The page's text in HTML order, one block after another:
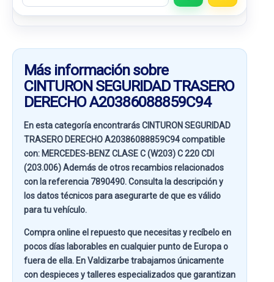
Más información sobre
CINTURON SEGURIDAD TRASERO
DERECHO A20386088859C94
En esta categoría encontrarás CINTURON SEGURIDAD
TRASERO DERECHO A20386088859C94 compatible
con: MERCEDES-BENZ CLASE C (W203) C 220 CDI
(203.006)Además de otros recambios relacionados
con la referencia 7890490. Consulta la descripción y
los datos técnicos para asegurarte de que es válido
para tu vehículo.
Compra online el repuesto que necesitas y recíbelo en
pocos días laborables en cualquier punto de Europa o
fuera de ella. EnValdizarbetrabajamos únicamente
con despieces y talleres especializados que garantizan